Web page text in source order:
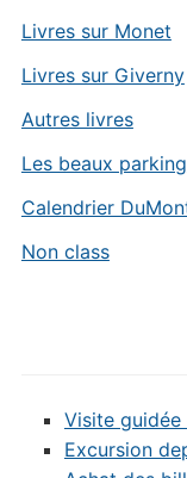
Livres sur Monet
Livres sur Giverny
Autres livres
Les beaux
Calendrier
Non class
Visite
Excursion